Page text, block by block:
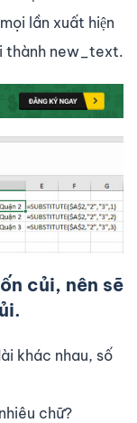
lần xuất hiện
thành new_text.
củi, nên sẽ
khác nhau, số
chữ?